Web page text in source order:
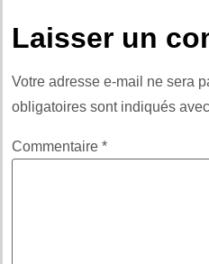
Laisser un
Votre adresse e-mail ne sera
obligatoires sont indiqués avec
Commentaire *